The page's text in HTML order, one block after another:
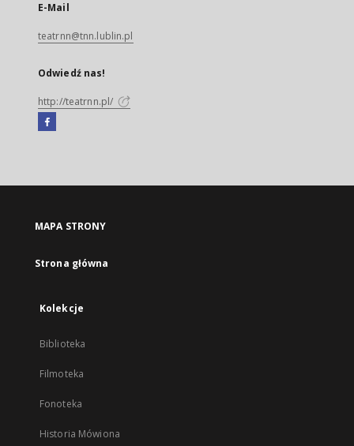
E-Mail
teatrnn@tnn.lublin.pl
Odwiedź nas!
http://teatrnn.pl/
Facebook
się
karcie
MAPA STRONY
Strona główna
Kolekcje
Biblioteka
Filmoteka
Fonoteka
Historia Mówiona